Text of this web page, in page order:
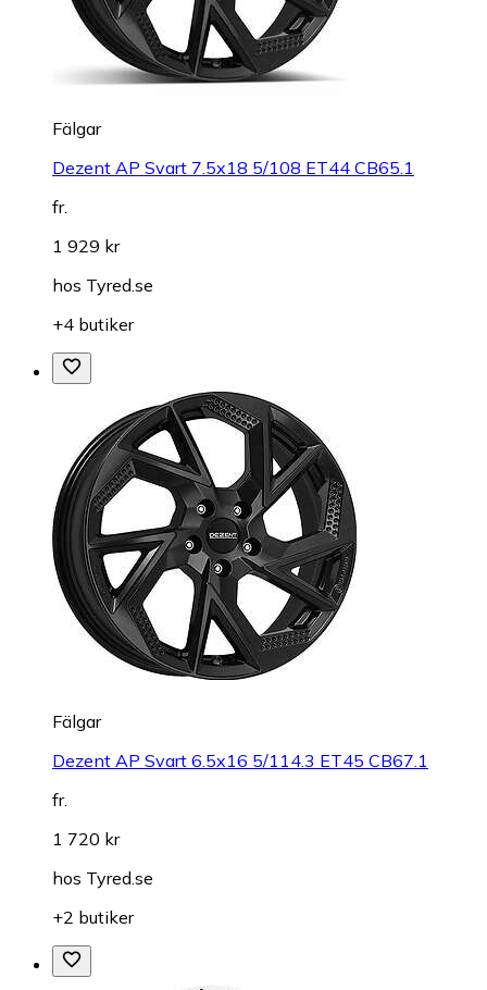
Fälgar
Dezent AP Svart 7.5x18 5/108 ET44 CB65.1
fr.
1 929 kr
hos Tyred.se
+4 butiker
Fälgar
Dezent AP Svart 6.5x16 5/114.3 ET45 CB67.1
fr.
1 720 kr
hos Tyred.se
+2 butiker